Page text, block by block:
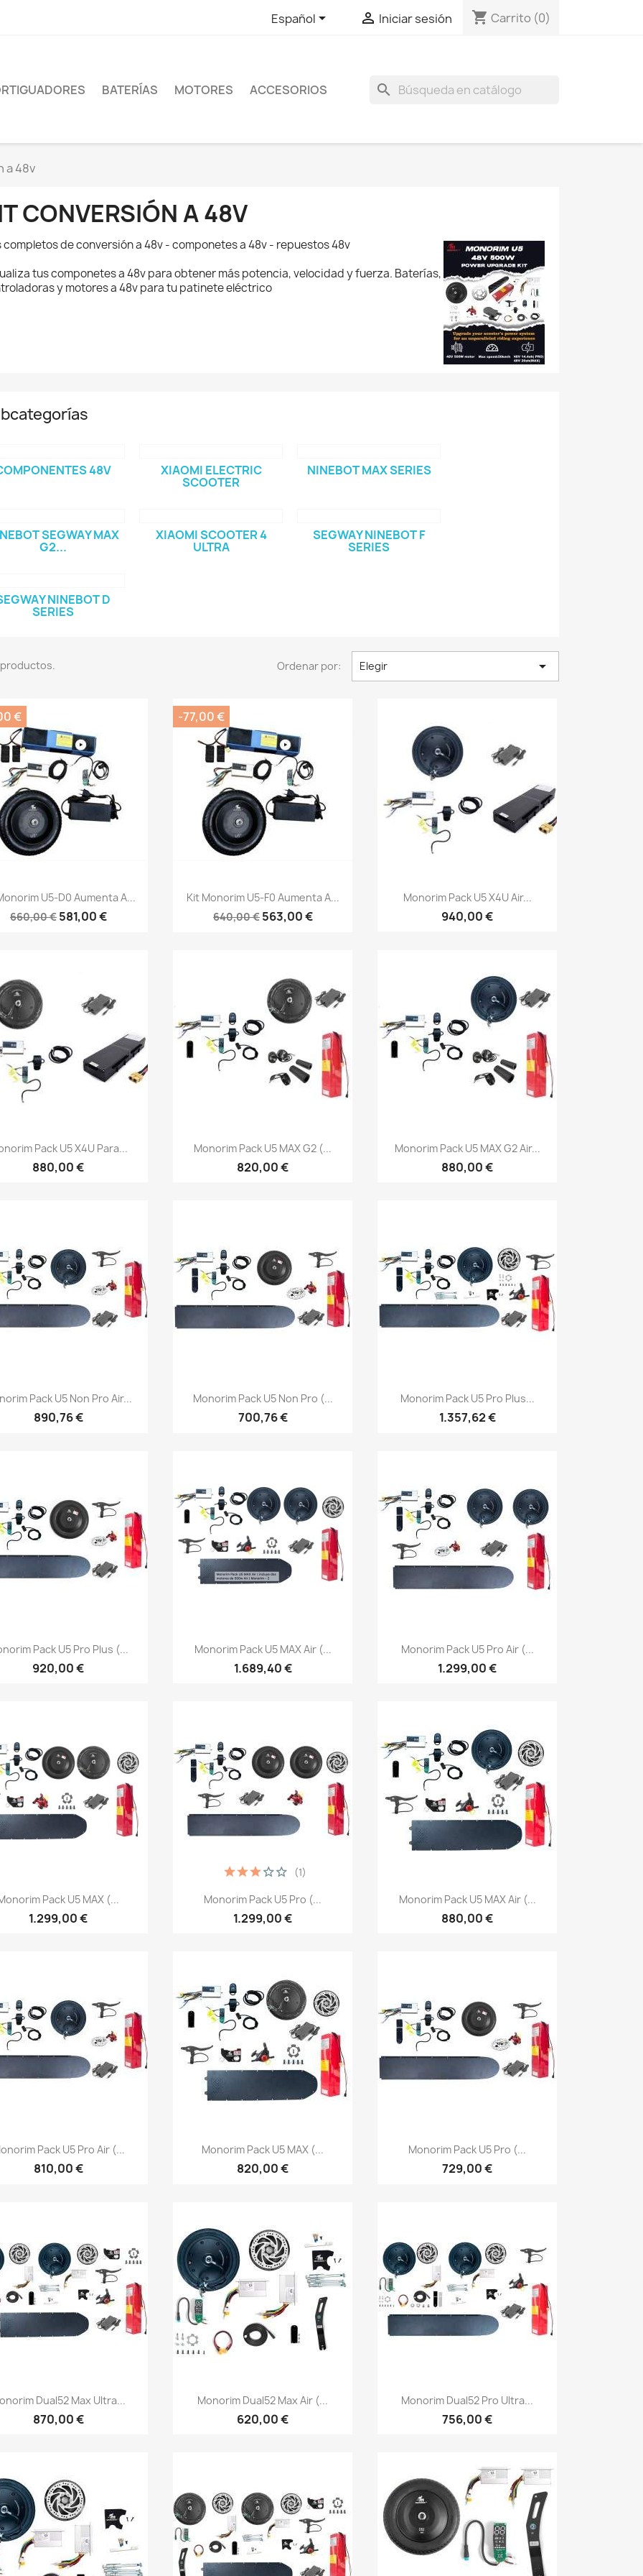
Español  Iniciar sesión shopping_cart Carrito (0)
BATERÍAS MOTORES ACCESORIOS search
a 48v
CONVERSIÓN A 48V
completos de conversión a 48v - componetes a 48v - repuestos 48v
tus componetes a 48v para obtener más potencia, velocidad y fuerza. Baterías,
y motores a 48v para tu patinete eléctrico
48V XIAOMI ELECTRIC
SCOOTER
NINEBOT MAX SERIES
SEGWAY MAX
G2...
XIAOMI SCOOTER 4
ULTRA
SEGWAY NINEBOT F
SERIES
NINEBOT D
SERIES
productos. Ordenar por: Elegir 
Vista rápida
U5-D0 Aumenta A...
660,00 € 581,00 €
€
Vista rápida
Kit Monorim U5-F0 Aumenta A...
640,00 € 563,00 €
-77,00 €
Vista rápida
Monorim Pack U5 X4U Air...
940,00 €
Vista rápida
Pack U5 X4U Para...
880,00 €
Vista rápida
Monorim Pack U5 MAX G2 (...
820,00 €
Vista rápida
Monorim Pack U5 MAX G2 Air...
880,00 €
Vista rápida
Pack U5 Non Pro Air...
890,76 €
Vista rápida
Monorim Pack U5 Non Pro (...
700,76 €
Vista rápida
Monorim Pack U5 Pro Plus...
1.357,62 €
Vista rápida
Pack U5 Pro Plus (...
920,00 €
Vista rápida
Monorim Pack U5 MAX Air (...
1.689,40 €
Vista rápida
Monorim Pack U5 Pro Air (...
1.299,00 €
Vista rápida
Pack U5 MAX (...
1.299,00 €
Vista rápida
Monorim Pack U5 Pro (...
1.299,00 €
(1)
Vista rápida
Monorim Pack U5 MAX Air (...
880,00 €
Vista rápida
Pack U5 Pro Air (...
810,00 €
Vista rápida
Monorim Pack U5 MAX (...
820,00 €
Vista rápida
Monorim Pack U5 Pro (...
729,00 €
Vista rápida
Dual52 Max Ultra...
870,00 €
Vista rápida
Monorim Dual52 Max Air (...
620,00 €
Vista rápida
Monorim Dual52 Pro Ultra...
756,00 €